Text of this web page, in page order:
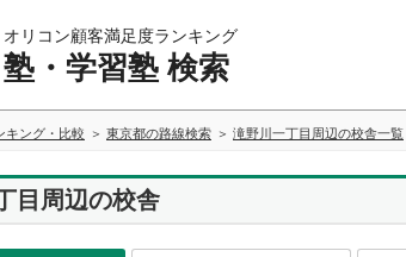
オリコン顧客満足度ランキング
塾・学習塾 検索
キング・比較 東京都の路線検索 滝野川一丁目周辺の校舎一覧
目周辺の校舎